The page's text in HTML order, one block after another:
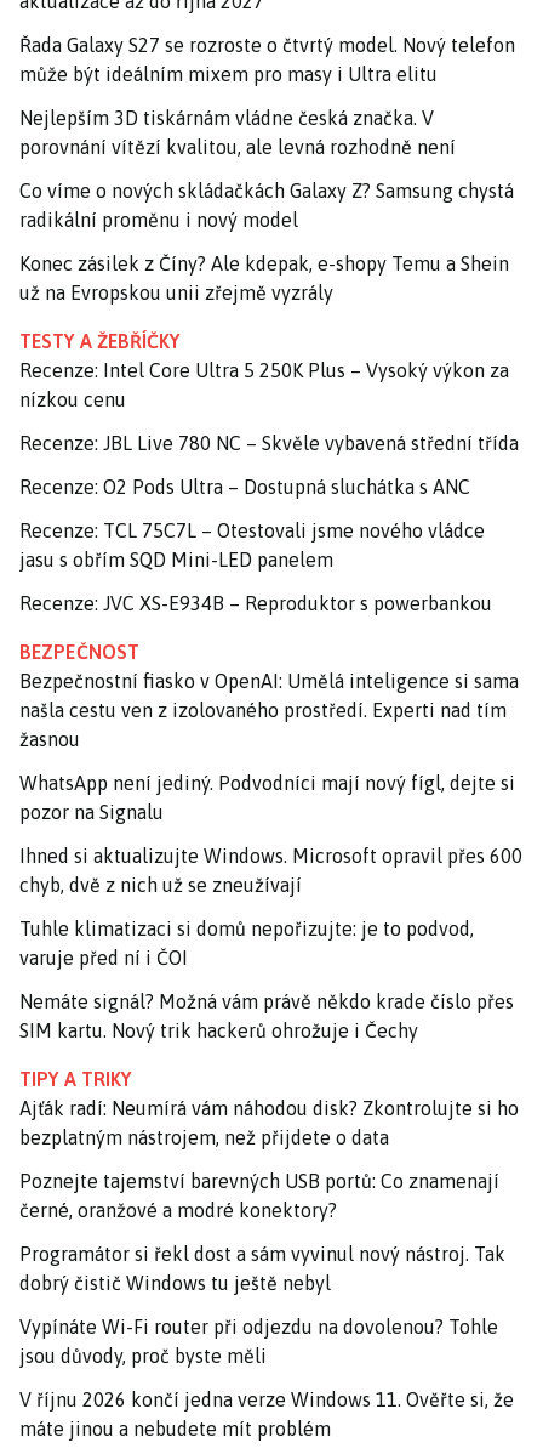
Řada Galaxy S27 se rozroste o čtvrtý model. Nový telefon
může být ideálním mixem pro masy i Ultra elitu
Nejlepším 3D tiskárnám vládne česká značka. V
porovnání vítězí kvalitou, ale levná rozhodně není
Co víme o nových skládačkách Galaxy Z? Samsung chystá
radikální proměnu i nový model
Konec zásilek z Číny? Ale kdepak, e-shopy Temu a Shein
už na Evropskou unii zřejmě vyzrály
TESTY A ŽEBŘÍČKY
Recenze: Intel Core Ultra 5 250K Plus – Vysoký výkon za
nízkou cenu
Recenze: JBL Live 780 NC – Skvěle vybavená střední třída
Recenze: O2 Pods Ultra – Dostupná sluchátka s ANC
Recenze: TCL 75C7L – Otestovali jsme nového vládce
jasu s obřím SQD Mini-LED panelem
Recenze: JVC XS-E934B – Reproduktor s powerbankou
BEZPEČNOST
Bezpečnostní fiasko v OpenAI: Umělá inteligence si sama
našla cestu ven z izolovaného prostředí. Experti nad tím
žasnou
WhatsApp není jediný. Podvodníci mají nový fígl, dejte si
pozor na Signalu
Ihned si aktualizujte Windows. Microsoft opravil přes 600
chyb, dvě z nich už se zneužívají
Tuhle klimatizaci si domů nepořizujte: je to podvod,
varuje před ní i ČOI
Nemáte signál? Možná vám právě někdo krade číslo přes
SIM kartu. Nový trik hackerů ohrožuje i Čechy
TIPY A TRIKY
Ajťák radí: Neumírá vám náhodou disk? Zkontrolujte si ho
bezplatným nástrojem, než přijdete o data
Poznejte tajemství barevných USB portů: Co znamenají
černé, oranžové a modré konektory?
Programátor si řekl dost a sám vyvinul nový nástroj. Tak
dobrý čistič Windows tu ještě nebyl
Vypínáte Wi-Fi router při odjezdu na dovolenou? Tohle
jsou důvody, proč byste měli
V říjnu 2026 končí jedna verze Windows 11. Ověřte si, že
máte jinou a nebudete mít problém